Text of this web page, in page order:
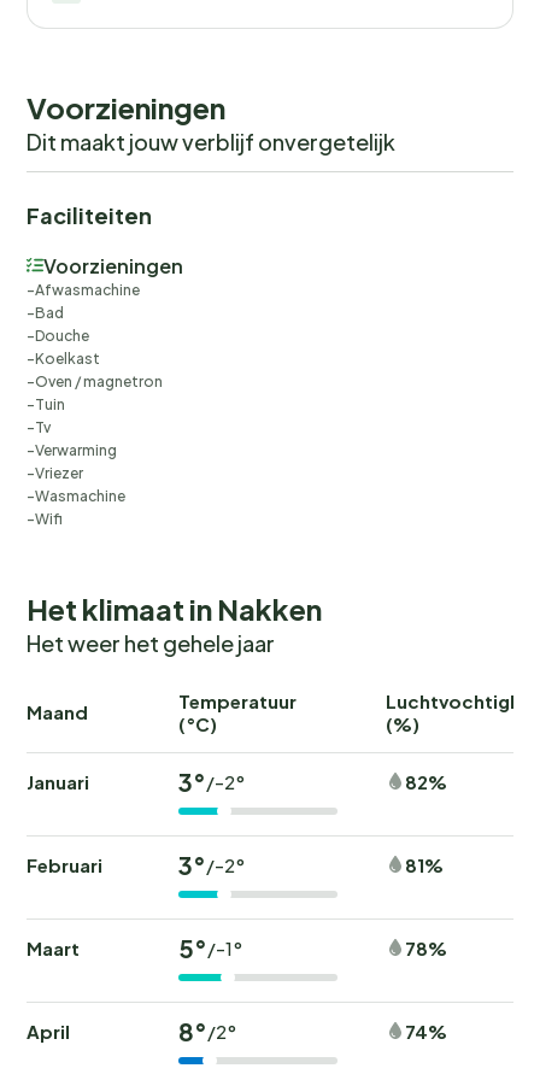
Voorzieningen
Dit maakt jouw verblijf onvergetelijk
Faciliteiten
Voorzieningen
Afwasmachine
Bad
Douche
Koelkast
Oven / magnetron
Tuin
Tv
Verwarming
Vriezer
Wasmachine
Wifi
Het klimaat in Nakken
Het weer het gehele jaar
Maand
Temperatuur
(°C)
(%)
Januari 3°/-2° 82%
Februari 3°/-2° 81%
Maart 5°/-1° 78%
April 8°/2° 74%